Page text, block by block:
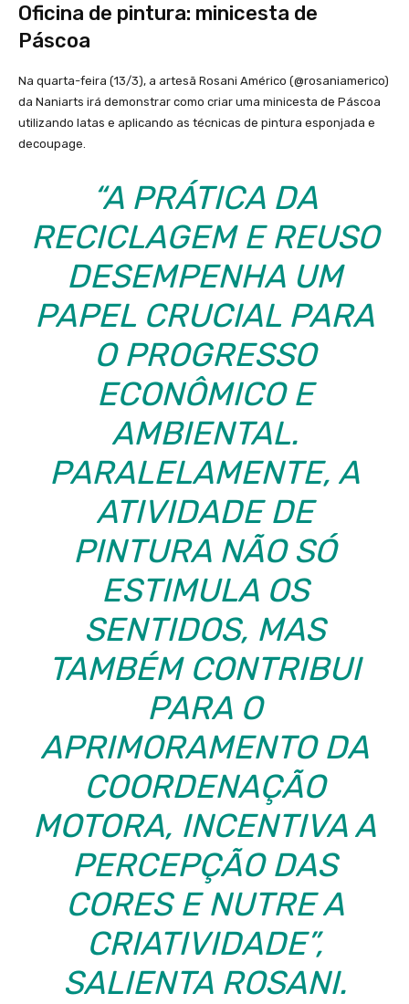
Oficina de pintura: minicesta de
Páscoa
Na quarta-feira (13/3), a artesã Rosani Américo (@rosaniamerico)
da Naniarts irá demonstrar como criar uma minicesta de Páscoa
utilizando latas e aplicando as técnicas de pintura esponjada e
decoupage.
“A PRÁTICA DA
RECICLAGEM E REUSO
DESEMPENHA UM
PAPEL CRUCIAL PARA
O PROGRESSO
ECONÔMICO E
AMBIENTAL.
PARALELAMENTE, A
ATIVIDADE DE
PINTURA NÃO SÓ
ESTIMULA OS
SENTIDOS, MAS
TAMBÉM CONTRIBUI
PARA O
APRIMORAMENTO DA
COORDENAÇÃO
MOTORA, INCENTIVA A
PERCEPÇÃO DAS
CORES E NUTRE A
CRIATIVIDADE”,
SALIENTA ROSANI.